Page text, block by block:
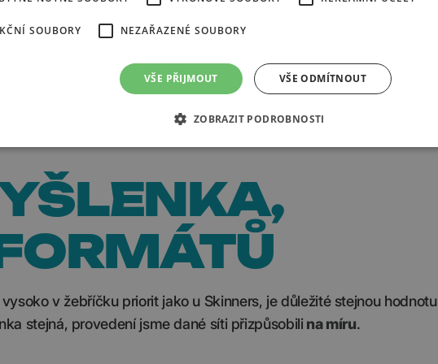
minimalismem – v provedení i množství příspěvků.
s přibližně 30 zahraničními influencery, kteří pomáhají její vizi
podporovat
D2C v zahraničí (+130 %)a získávat více leadů
v žebříčku priorit jako u Skinners, je důležité stejnou
stejná, provedení jsme dané síti přizpůsobili na míru.
SOUBORY NEZAŘAZENÉ SOUBORY
VŠE PŘIJMOUT VŠE ODMÍTNOUT
ZOBRAZIT PODROBNOSTI